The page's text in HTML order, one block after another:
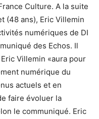
Culture. A la suite
(48 ans), Eric Villemin
numériques de DI
des Echos. Il
Villemin «aura pour
numérique du
actuels et en
faire évoluer la
le communiqué. Eric